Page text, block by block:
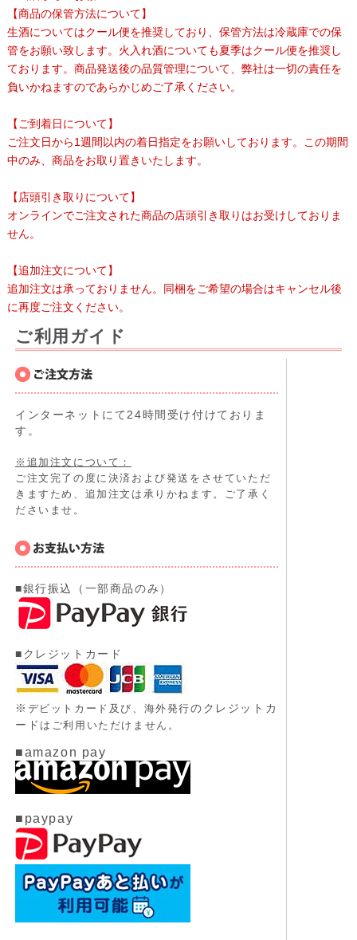
【商品の保管方法について】
生酒についてはクール便を推奨しており、保管方法は冷蔵庫での保
管をお願い致します。火入れ酒についても夏季はクール便を推奨し
ております。商品発送後の品質管理について、弊社は一切の責任を
負いかねますのであらかじめご了承ください。
【ご到着日について】
ご注文日から1週間以内の着日指定をお願いしております。この期間
中のみ、商品をお取り置きいたします。
【店頭引き取りについて】
オンラインでご注文された商品の店頭引き取りはお受けしておりま
せん。
【追加注文について】
追加注文は承っておりません。同梱をご希望の場合はキャンセル後
に再度ご注文ください。
ご利用ガイド
インターネットにて24時間受け付けておりま
す。
※追加注文について：
ご注文完了の度に決済および発送をさせていただ
きますため、追加注文は承りかねます。ご了承く
ださいませ。
■銀行振込（一部商品のみ）
■クレジットカード
※ デビットカード及び、 海外発行のクレジットカ
ード はご利用いただけません。
■amazon pay
■paypay